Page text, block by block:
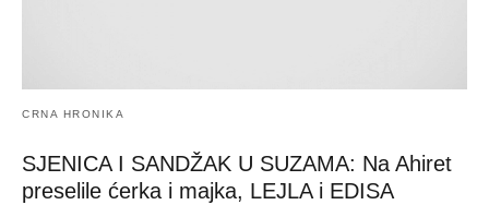
CRNA HRONIKA
SJENICA I SANDŽAK U SUZAMA: Na Ahiret
preselile ćerka i majka, LEJLA i EDISA